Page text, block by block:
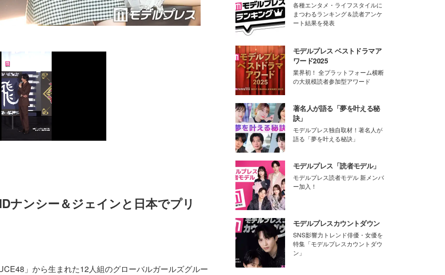
ナンシー＆ジェインと日本でプリ
」から生まれた12人組のグローバルガールズグルー
各種エンタメ・ライフスタイルに
まつわるランキング＆読者アンケ
ート結果を発表
モデルプレス ベストドラマア
ワード2025
業界初！ 全プラットフォーム横断
の大規模読者参加型アワード
著名人が語る「夢を叶える秘
訣」
モデルプレス独自取材！著名人が
語る「夢を叶える秘訣」
モデルプレス「読者モデル」
モデルプレス読者モデル 新メンバ
ー加入！
モデルプレスカウントダウン
SNS影響力トレンド俳優・女優を
特集「モデルプレスカウントダウ
ン」